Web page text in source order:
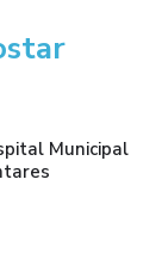
Municipal